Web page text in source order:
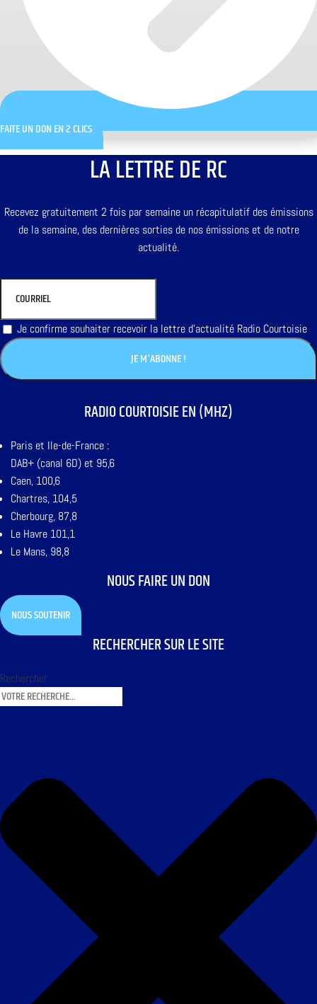
FAITE UN DON EN 2 CLICS
LA LETTRE DE RC
Recevez gratuitement 2 fois par semaine un récapitulatif des émissions
de la semaine, des dernières sorties de nos émissions et de notre
actualité.
Je confirme souhaiter recevoir la lettre d'actualité Radio Courtoisie
RADIO COURTOISIE EN (MHZ)
Paris et Ile-de-France :
DAB+ (canal 6D) et 95,6
Caen, 100,6
Chartres, 104,5
Cherbourg, 87,8
Le Havre 101,1
Le Mans, 98,8
NOUS FAIRE UN DON
NOUS SOUTENIR
RECHERCHER SUR LE SITE
Rechercher